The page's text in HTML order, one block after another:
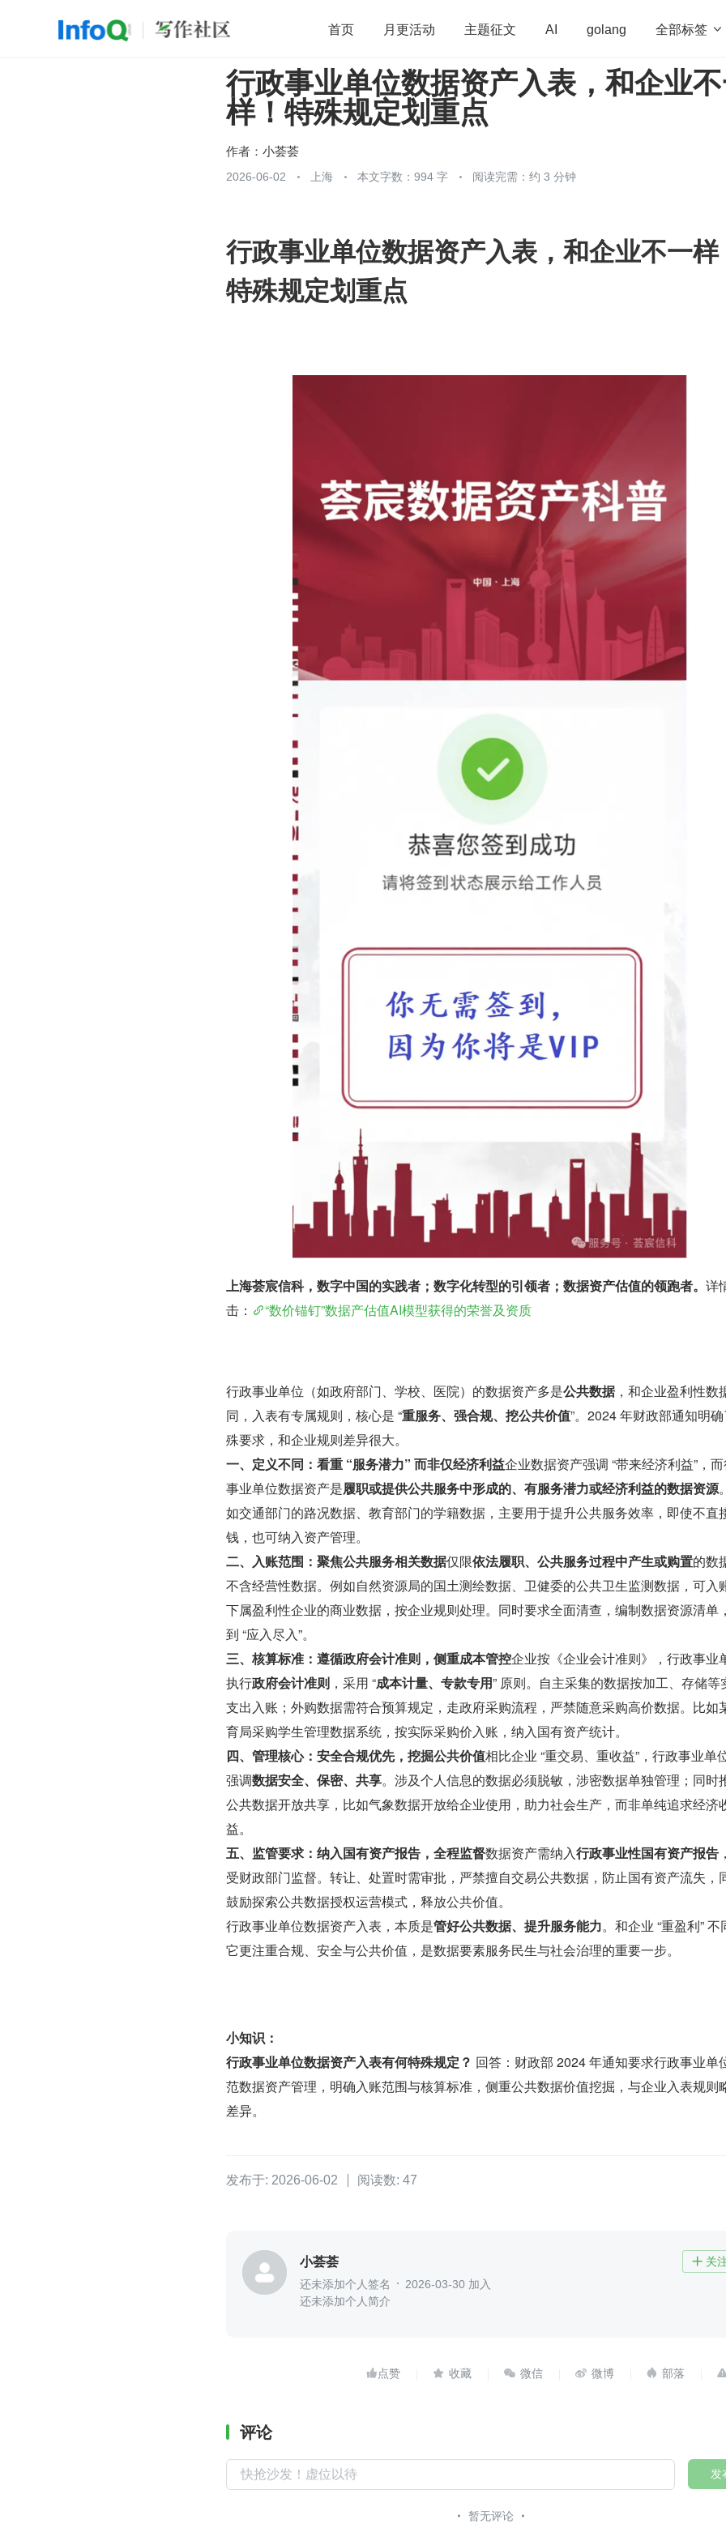
首页 月更活动 主题征文 AI golang 全部标签 
开源 架构 OpenHarmony 算法 学习方法 Web3.0 高
团队管理 程序员 运维
行政事业单位数据资产入表，和企业
样！特殊规定划重点
作者： 小荟荟
2026-06-02 上海 本文字数：994 字 阅读完需：约 3 分钟
行政事业单位数据资产入表，和企业不一样
特殊规定划重点
上海荟宸信科，数字中国的实践者；数字化转型的引领者；数据资产估值的领跑者。 详
击：
“数价锚钉”数据产估值AI模型获得的荣誉及资质
行政事业单位（如政府部门、学校、医院）的数据资产多是公共数据，和企业盈利性数
同，入表有专属规则，核心是 “重服务、强合规、挖公共价值”。2024 年财政部通知明
殊要求，和企业规则差异很大。
一、定义不同：看重 “服务潜力” 而非仅经济利益企业数据资产强调 “带来经济利益”，
事业单位数据资产是履职或提供公共服务中形成的、有服务潜力或经济利益的数据资源
如交通部门的路况数据、教育部门的学籍数据，主要用于提升公共服务效率，即使不直
钱，也可纳入资产管理。
二、入账范围：聚焦公共服务相关数据仅限依法履职、公共服务过程中产生或购置的数
不含经营性数据。例如自然资源局的国土测绘数据、卫健委的公共卫生监测数据，可入
下属盈利性企业的商业数据，按企业规则处理。同时要求全面清查，编制数据资源清单
到 “应入尽入”。
三、核算标准：遵循政府会计准则，侧重成本管控企业按《企业会计准则》，行政事业
执行政府会计准则 ，采用 “成本计量、专款专用” 原则。自主采集的数据按加工、存储等
支出入账；外购数据需符合预算规定，走政府采购流程，严禁随意采购高价数据。比如
育局采购学生管理数据系统，按实际采购价入账，纳入国有资产统计。
四、管理核心：安全合规优先，挖掘公共价值相比企业 “重交易、重收益”，行政事业单
强调数据安全、保密、共享。涉及个人信息的数据必须脱敏，涉密数据单独管理；同时
公共数据开放共享，比如气象数据开放给企业使用，助力社会生产，而非单纯追求经济
益。
五、监管要求：纳入国有资产报告，全程监督数据资产需纳入行政事业性国有资产报告
受财政部门监督。转让、处置时需审批，严禁擅自交易公共数据，防止国有资产流失，
鼓励探索公共数据授权运营模式，释放公共价值。
行政事业单位数据资产入表，本质是管好公共数据、提升服务能力。和企业 “重盈利” 不
它更注重合规、安全与公共价值，是数据要素服务民生与社会治理的重要一步。
小知识：
行政事业单位数据资产入表有何特殊规定？ 回答：财政部 2024 年通知要求行政事业单
范数据资产管理，明确入账范围与核算标准，侧重公共数据价值挖掘，与企业入表规则
差异。
发布于: 2026-06-02 阅读数: 47
小荟荟  关
还未添加个人签名
2026-03-30 加入
还未添加个人简介
    
评论
发
暂无评论